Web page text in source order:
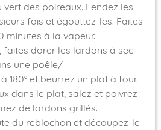
vert des poireaux. Fendez les
fois et égouttez-les. Faites
minutes à la vapeur.
faites dorer les lardons à sec
une poêle/
180° et beurrez un plat à four.
dans le plat, salez et poivrez-
de lardons grillés.
du reblochon et découpez-le